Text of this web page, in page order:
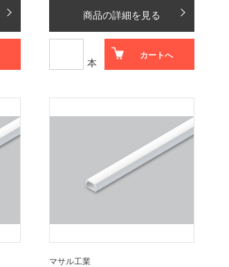
商品の詳細を見る
本
カートへ
マサル工業